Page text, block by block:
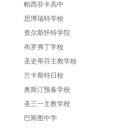
帕西菲卡高中
思博瑞特学校
查尔斯怀特学院
布罗弗丁学校
圣史蒂芬主教学校
兰卡斯特日校
奥斯汀预备学校
圣三一主教学校
巴斯图中学